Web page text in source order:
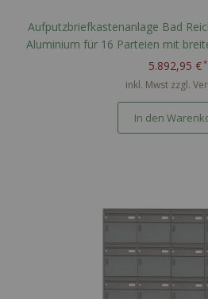
Aufputzbriefkastenanlage Bad Reichenhall aus
Aluminium für 16 Parteien mit
Norm - RAL nach
5.892,95 €
inkl. Mwst zzgl.
In den